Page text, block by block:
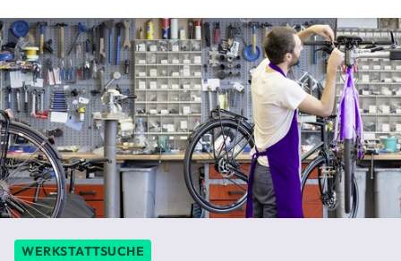
WERKSTATTSUCHE